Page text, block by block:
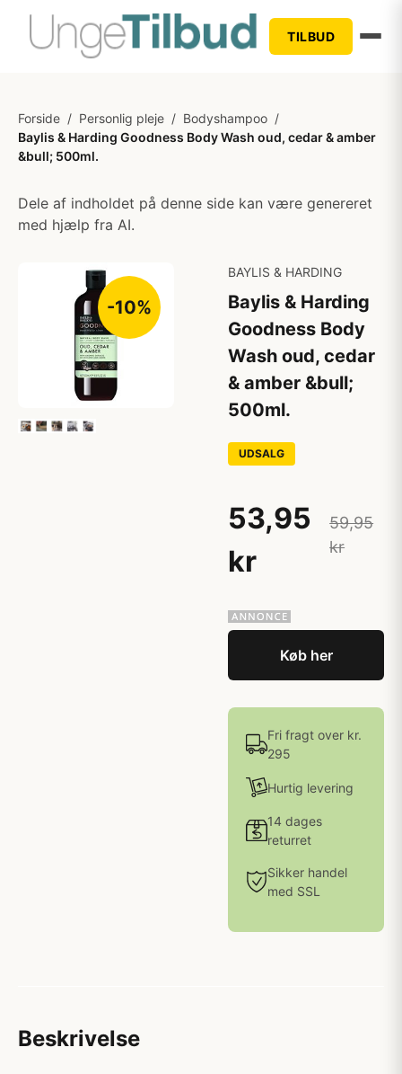
TILBUD
Forside / Personlig pleje / Bodyshampoo /
Baylis & Harding Goodness Body Wash oud, cedar & amber
&bull; 500ml.
Dele af indholdet på denne side kan være genereret
med hjælp fra AI.
-10%
BAYLIS & HARDING
Baylis & Harding
Goodness Body
Wash oud, cedar
& amber &bull;
500ml.
UDSALG
53,95
kr
59,95
kr
Køb her
Fri fragt over kr.
295
Hurtig levering
14 dages
returret
Sikker handel
med SSL
Beskrivelse